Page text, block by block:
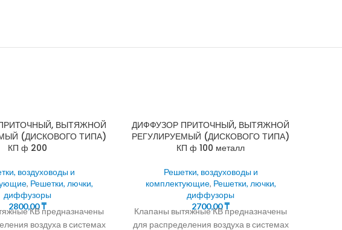
ВЫТЯЖНОЙ
(ДИСКОВОГО ТИПА)
КП ф 200
воздуховоды и
, Решетки, лючки,
диффузоры
2800,00₸
КВ предназначены
воздуха в системах
ДИФФУЗОР ПРИТОЧНЫЙ, ВЫТЯЖНОЙ
РЕГУЛИРУЕМЫЙ (ДИСКОВОГО ТИПА)
КП ф 100 металл
Решетки, воздуховоды и
комплектующие, Решетки, лючки,
диффузоры
2700,00₸
Клапаны вытяжные КВ предназначены
для распределения воздуха в системах